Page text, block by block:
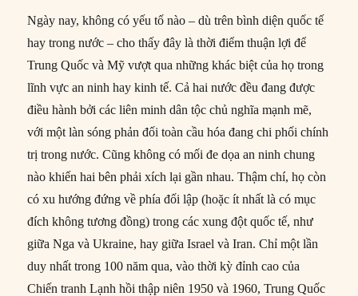
Ngày nay, không có yếu tố nào – dù trên bình diện quốc tế
hay trong nước – cho thấy đây là thời điểm thuận lợi để
Trung Quốc và Mỹ vượt qua những khác biệt của họ trong
lĩnh vực an ninh hay kinh tế. Cả hai nước đều đang được
điều hành bởi các liên minh dân tộc chủ nghĩa mạnh mẽ,
với một làn sóng phản đối toàn cầu hóa đang chi phối chính
trị trong nước. Cũng không có mối đe dọa an ninh chung
nào khiến hai bên phải xích lại gần nhau. Thậm chí, họ còn
có xu hướng đứng về phía đối lập (hoặc ít nhất là có mục
đích không tương đồng) trong các xung đột quốc tế, như
giữa Nga và Ukraine, hay giữa Israel và Iran. Chỉ một lần
duy nhất trong 100 năm qua, vào thời kỳ đỉnh cao của
Chiến tranh Lạnh hồi thập niên 1950 và 1960, Trung Quốc